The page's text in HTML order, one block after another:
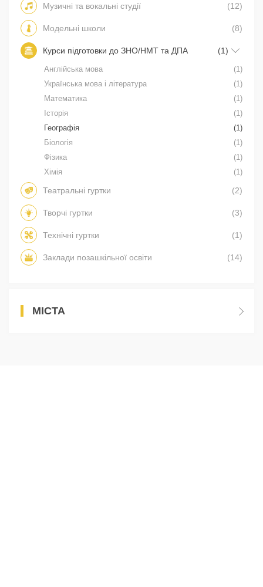
Музичні та вокальні студії (12)
Модельні школи (8)
Курси підготовки до ЗНО/НМТ та ДПА (1)
Англійська мова
(1)
Українська мова і література
(1)
Математика
(1)
Історія
(1)
Географія
(1)
Біологія
(1)
Фізика
(1)
Хімія
(1)
Театральні гуртки (2)
Творчі гуртки (3)
Технічні гуртки (1)
Заклади позашкільної освіти (14)
МІСТА